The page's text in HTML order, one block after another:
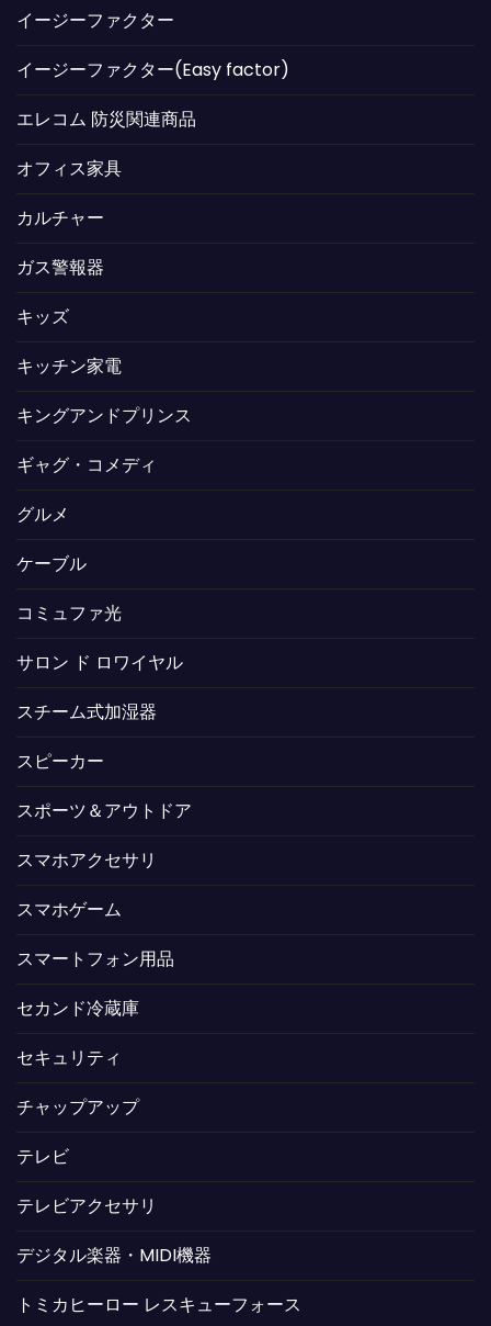
イージーファクター
イージーファクター(Easy factor)
エレコム 防災関連商品
オフィス家具
カルチャー
ガス警報器
キッズ
キッチン家電
キングアンドプリンス
ギャグ・コメディ
グルメ
ケーブル
コミュファ光
サロン ド ロワイヤル
スチーム式加湿器
スピーカー
スポーツ＆アウトドア
スマホアクセサリ
スマホゲーム
スマートフォン用品
セカンド冷蔵庫
セキュリティ
チャップアップ
テレビ
テレビアクセサリ
デジタル楽器・MIDI機器
トミカヒーロー レスキューフォース